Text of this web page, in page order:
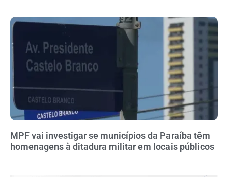
MPF vai investigar se municípios da Paraíba têm
homenagens à ditadura militar em locais públicos